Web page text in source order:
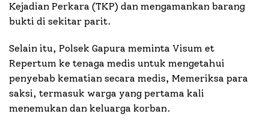
Kejadian Perkara (TKP) dan mengamankan barang
bukti di sekitar parit.
Selain itu, Polsek Gapura meminta Visum et
Repertum ke tenaga medis untuk mengetahui
penyebab kematian secara medis, Memeriksa para
saksi, termasuk warga yang pertama kali
menemukan dan keluarga korban.